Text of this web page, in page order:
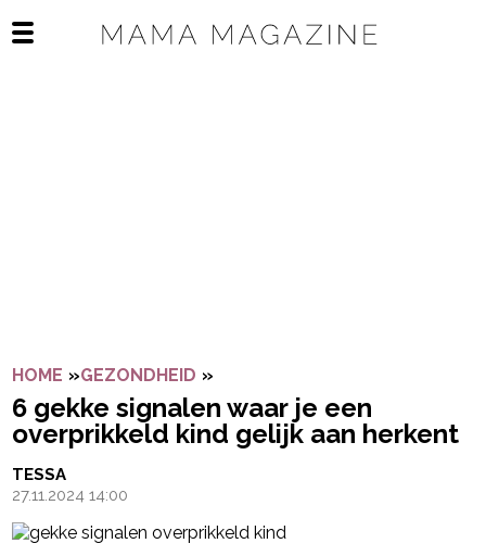
Open het mobiele menu
HOME »GEZONDHEID »
6 gekke signalen waar je een
overprikkeld kind gelijk aan herkent
TESSA
27.11.2024 14:00